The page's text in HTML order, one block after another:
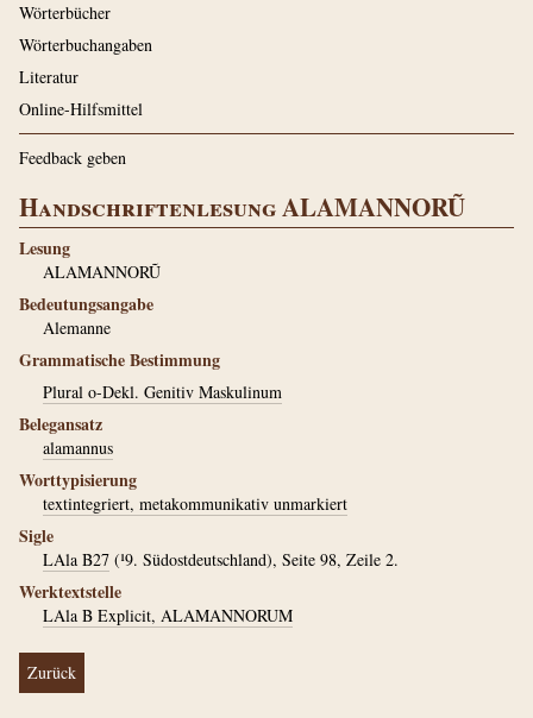
Wörterbücher
Wörterbuchangaben
Literatur
Online-Hilfsmittel
Feedback geben
Handschriftenlesung ALAMANNORŨ
Lesung
ALAMANNORŨ
Bedeutungsangabe
Alemanne
Grammatische Bestimmung
Plural o-Dekl. Genitiv Maskulinum
Belegansatz
alamannus
Worttypisierung
textintegriert, metakommunikativ unmarkiert
Sigle
LAla B27 (¹9. Südostdeutschland), Seite 98, Zeile 2.
Werktextstelle
LAla B Explicit, ALAMANNORUM
Zurück